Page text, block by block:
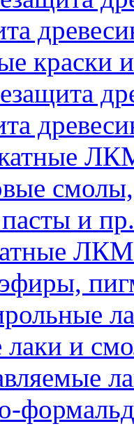
краски
ЛКМ
и